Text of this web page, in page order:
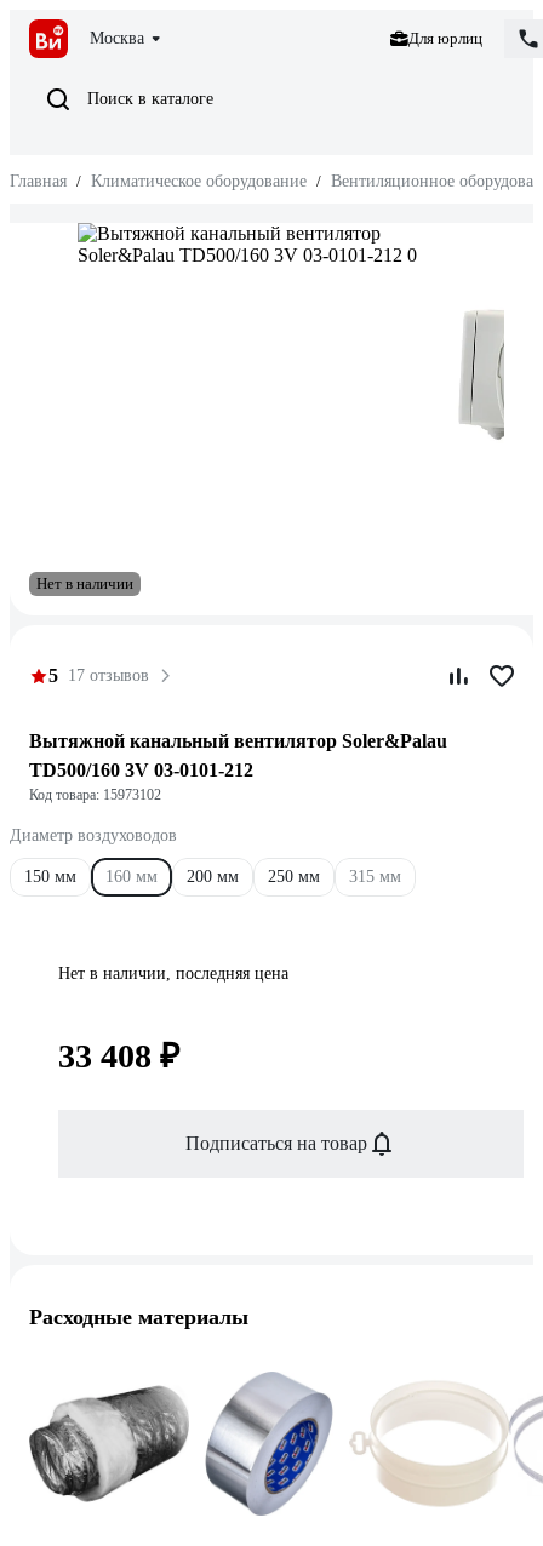
Москва Для юрлиц
Поиск в каталоге
Главная / Климатическое оборудование / Вентиляционное
Нет в наличии
5 17 отзывов
Вытяжной канальный вентилятор Soler&Palau
TD500/160 3V 03-0101-212
Код товара: 15973102
Диаметр воздуховодов
150 мм 160 мм 200 мм 250 мм 315 мм
Нет в наличии, последняя цена
33 408 ₽
Подписаться на товар
Расходные материалы